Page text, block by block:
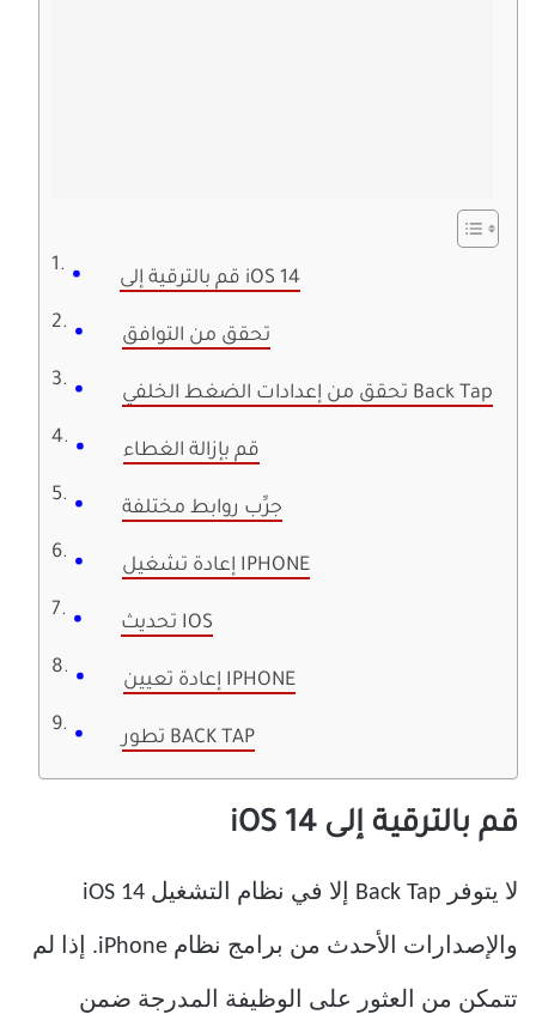
قم بالترقية إلى iOS 14
تحقق من التوافق
تحقق من إعدادات الضغط الخلفي Back Tap
قم بإزالة الغطاء
جرِّب روابط مختلفة
إعادة تشغيل IPHONE
تحديث IOS
إعادة تعيين IPHONE
تطور BACK TAP
قم بالترقية إلى iOS 14
لا يتوفر Back Tap إلا في نظام التشغيل iOS 14
والإصدارات الأحدث من برامج نظام iPhone. إذا لم
تتمكن من العثور على الوظيفة المدرجة ضمن